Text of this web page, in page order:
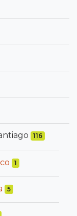
116
1
5